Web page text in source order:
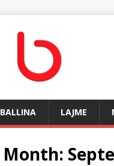
BALLINA LAJME
Month: